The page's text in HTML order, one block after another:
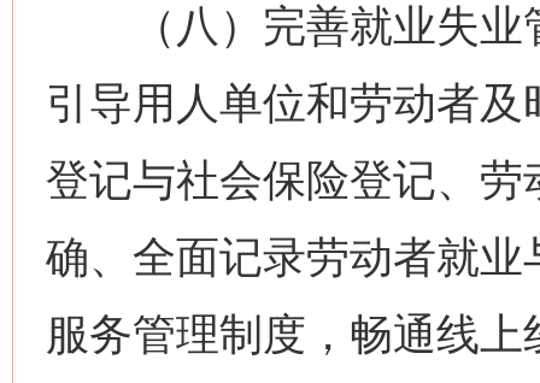
（八）完善就业失业
引导用人单位和劳动者
登记与社会保险登记、
确、全面记录劳动者就
服务管理制度，畅通线